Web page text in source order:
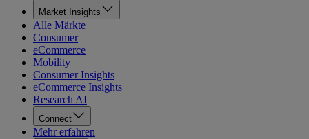
Market Insights
Alle Märkte
Consumer
eCommerce
Mobility
Consumer Insights
eCommerce Insights
Research AI
Connect
Mehr erfahren